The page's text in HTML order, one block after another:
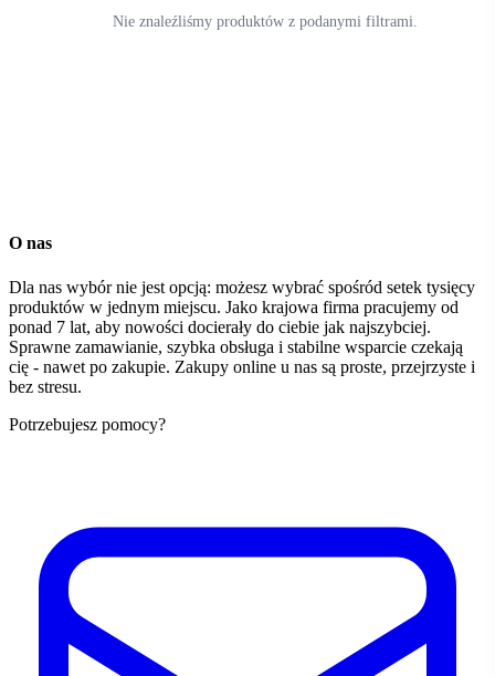
Nie znaleźliśmy produktów z podanymi filtrami.
O nas
Dla nas wybór nie jest opcją: możesz wybrać spośród setek tysięcy
produktów w jednym miejscu. Jako krajowa firma pracujemy od
ponad 7 lat, aby nowości docierały do ciebie jak najszybciej.
Sprawne zamawianie, szybka obsługa i stabilne wsparcie czekają
cię - nawet po zakupie. Zakupy online u nas są proste, przejrzyste i
bez stresu.
Potrzebujesz pomocy?